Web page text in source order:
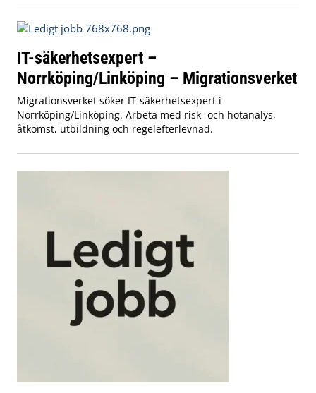
IT-säkerhetsexpert –
Norrköping/Linköping – Migrationsverket
Migrationsverket söker IT-säkerhetsexpert i
Norrköping/Linköping. Arbeta med risk- och hotanalys,
åtkomst, utbildning och regelefterlevnad.